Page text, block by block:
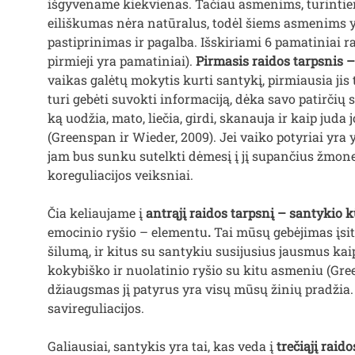
išgyvename kiekvienas. Tačiau asmenims,
eiliškumas nėra natūralus, todėl šiems asmenims
pastiprinimas ir pagalba. Išskiriami 6 pamatiniai
pirmieji yra pamatiniai). Pirmasis raidos tarpsnis
vaikas galėtų mokytis kurti santykį, pirmiausia
turi gebėti suvokti informaciją, dėka savo patirčių
ką uodžia, mato, liečia, girdi, skanauja ir kaip
(Greenspan ir Wieder, 2009). Jei vaiko potyriai
jam bus sunku sutelkti dėmesį į jį supančius
koreguliacijos veiksniai.
Čia keliaujame į antrąjį raidos tarpsnį – santykio
emocinio ryšio – elementu.Tai mūsų gebėjimas
šilumą, ir kitus su santykiu susijusius jausmus
kokybiško ir nuolatinio ryšio su kitu asmeniu
džiaugsmas jį patyrus yra visų mūsų žinių
savireguliacijos.
Galiausiai, santykis yra tai, kas veda į trečiąjį